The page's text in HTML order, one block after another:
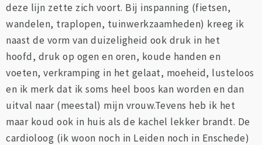
deze lijn zette zich voort. Bij inspanning (fietsen,
wandelen, traplopen, tuinwerkzaamheden) kreeg ik
naast de vorm van duizeligheid ook druk in het
hoofd, druk op ogen en oren, koude handen en
voeten, verkramping in het gelaat, moeheid, lusteloos
en ik merk dat ik soms heel boos kan worden en dan
uitval naar (meestal) mijn vrouw.Tevens heb ik het
maar koud ook in huis als de kachel lekker brandt. De
cardioloog (ik woon noch in Leiden noch in Enschede)